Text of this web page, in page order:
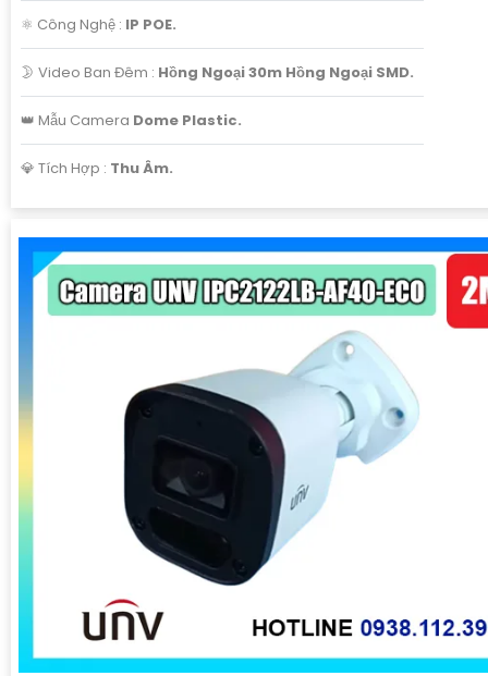
⚛️ Công Nghệ : IP POE.
🌛 Video Ban Đêm : Hồng Ngoại 30m Hồng Ngoại SMD.
👑 Mẫu Camera Dome Plastic.
️💎 Tích Hợp : Thu Âm.